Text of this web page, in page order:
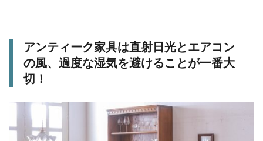
アンティーク家具は直射日光とエアコン
の風、過度な湿気を避けることが一番大
切！